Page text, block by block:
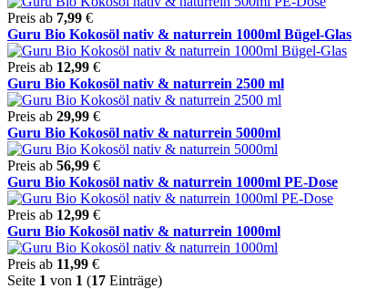
Preis ab 7,99 €
Guru Bio Kokosöl nativ & naturrein 1000ml Bügel-Glas
Preis ab 12,99 €
Guru Bio Kokosöl nativ & naturrein 2500 ml
Preis ab 29,99 €
Guru Bio Kokosöl nativ & naturrein 5000ml
Preis ab 56,99 €
Guru Bio Kokosöl nativ & naturrein 1000ml PE-Dose
Preis ab 12,99 €
Guru Bio Kokosöl nativ & naturrein 1000ml
Preis ab 11,99 €
Seite 1 von 1 (17 Einträge)